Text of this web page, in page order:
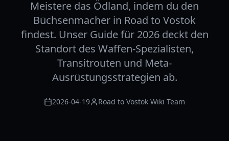
Meistere das Ödland, indem du den
Büchsenmacher in Road to Vostok
findest. Unser Guide für 2026 deckt den
Standort des Waffen-Spezialisten,
Transitrouten und Meta-
Ausrüstungsstrategien ab.
2026-04-19 Road to Vostok Wiki Team